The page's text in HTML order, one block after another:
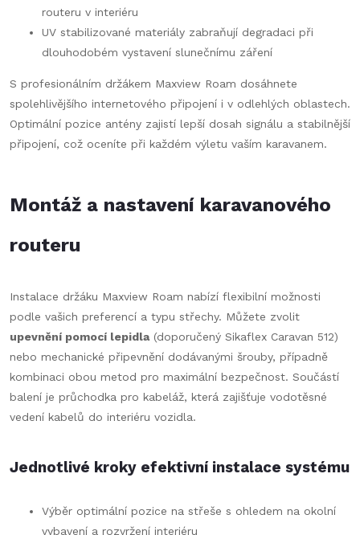
routeru v interiéru
UV stabilizované materiály zabraňují degradaci při
dlouhodobém vystavení slunečnímu záření
S profesionálním držákem Maxview Roam dosáhnete
spolehlivějšího internetového připojení i v odlehlých oblastech.
Optimální pozice antény zajistí lepší dosah signálu a stabilnější
připojení, což oceníte při každém výletu vaším karavanem.
Montáž a nastavení karavanového
routeru
Instalace držáku Maxview Roam nabízí flexibilní možnosti
podle vašich preferencí a typu střechy. Můžete zvolit
upevnění pomocí lepidla(doporučený Sikaflex Caravan 512)
nebo mechanické připevnění dodávanými šrouby, případně
kombinaci obou metod pro maximální bezpečnost. Součástí
balení je průchodka pro kabeláž, která zajišťuje vodotěsné
vedení kabelů do interiéru vozidla.
Jednotlivé kroky efektivní instalace systému
Výběr optimální pozice na střeše s ohledem na okolní
vybavení a rozvržení interiéru